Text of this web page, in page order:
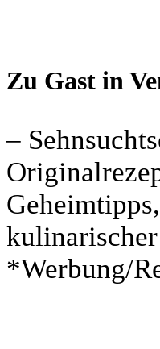
Zu Gast in
–
*Werbung/